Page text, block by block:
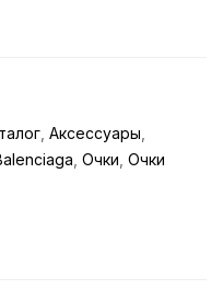
Аксессуары
Очки Очки